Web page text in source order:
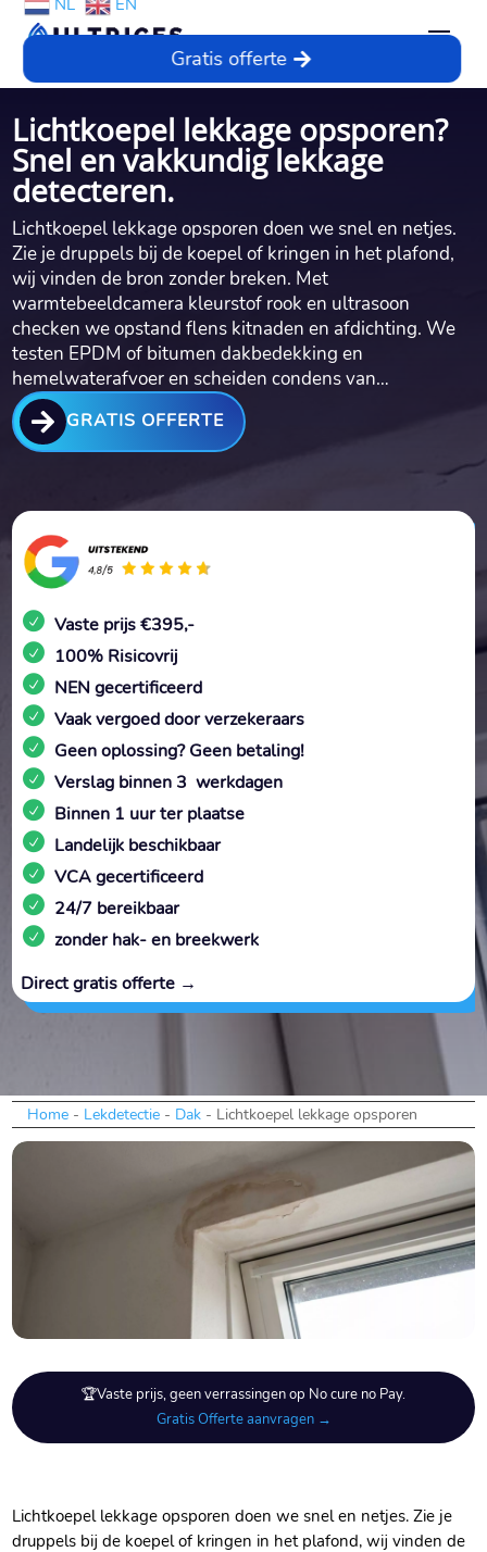
NL EN
Gratis offerte
Lichtkoepel lekkage opsporen?
Snel en vakkundig lekkage
detecteren.
Lichtkoepel lekkage opsporen doen we snel en netjes.
Zie je druppels bij de koepel of kringen in het plafond,
wij vinden de bron zonder breken. Met
warmtebeeldcamera kleurstof rook en ultrasoon
checken we opstand flens kitnaden en afdichting. We
testen EPDM of bitumen dakbedekking en
hemelwaterafvoer en scheiden condens van…
 GRATIS OFFERTE
Vaste prijs €395,-
100% Risicovrij
NEN gecertificeerd
Vaak vergoed door verzekeraars
Geen oplossing? Geen betaling!
Verslag binnen 3 werkdagen
Binnen 1 uur ter plaatse
Landelijk beschikbaar
VCA gecertificeerd
24/7 bereikbaar
zonder hak- en breekwerk
Direct gratis offerte →
Home- Lekdetectie- Dak- Lichtkoepel lekkage opsporen
🏆Vaste prijs, geen verrassingen op No cure no Pay.
Gratis Offerte aanvragen →
Lichtkoepel lekkage opsporen doen we snel en netjes. Zie je
druppels bij de koepel of kringen in het plafond, wij vinden de